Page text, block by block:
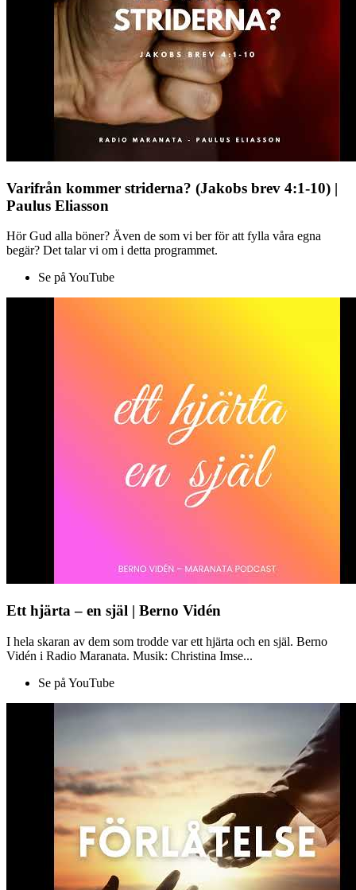
Varifrån kommer striderna? (Jakobs brev 4:1-10) |
Paulus Eliasson
Hör Gud alla böner? Även de som vi ber för att fylla våra egna
begär? Det talar vi om i detta programmet.
Se på YouTube
Ett hjärta – en själ | Berno Vidén
I hela skaran av dem som trodde var ett hjärta och en själ. Berno
Vidén i Radio Maranata. Musik: Christina Imse...
Se på YouTube